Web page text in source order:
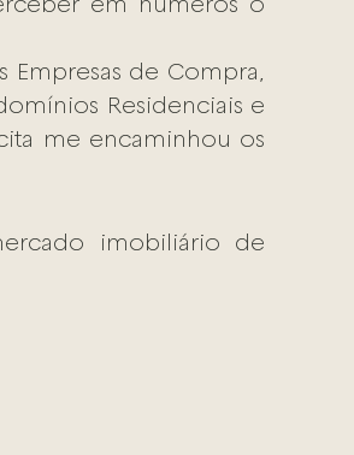
Empresas de Compra,
Residenciais e
me encaminhou os
imobiliário de